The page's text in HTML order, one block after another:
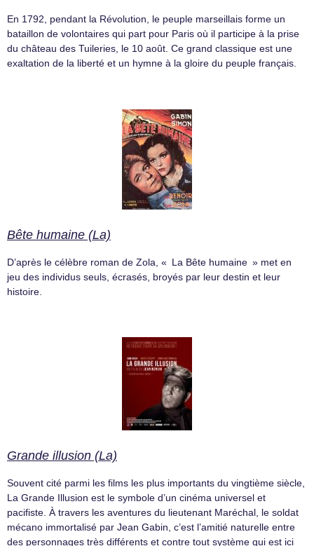
En 1792, pendant la Révolution, le peuple marseillais forme un
bataillon de volontaires qui part pour Paris où il participe à la prise
du château des Tuileries, le 10 août. Ce grand classique est une
exaltation de la liberté et un hymne à la gloire du peuple français.
Bête humaine (La)
D’après le célèbre roman de Zola, « La Bête humaine » met en
jeu des individus seuls, écrasés, broyés par leur destin et leur
histoire.
Grande illusion (La)
Souvent cité parmi les films les plus importants du vingtième siècle,
La Grande Illusion est le symbole d’un cinéma universel et
pacifiste. À travers les aventures du lieutenant Maréchal, le soldat
mécano immortalisé par Jean Gabin, c’est l’amitié naturelle entre
des personnages très différents et contre tout système qui est ici